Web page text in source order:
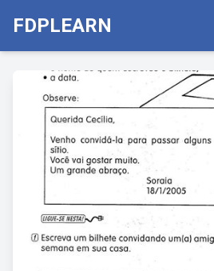
FDPLEARN